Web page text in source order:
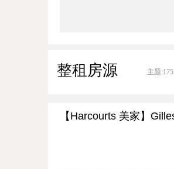
整租房源 主题:
【Harcourts 美家】